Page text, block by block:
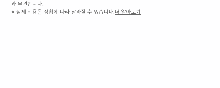
과 무관합니다.
※ 실제 비용은 상황에 따라 달라질 수 있습니다.더 알아보기